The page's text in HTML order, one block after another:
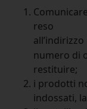
reso
all’indirizzo
numero di
restituire;
i prodotti
indossati,